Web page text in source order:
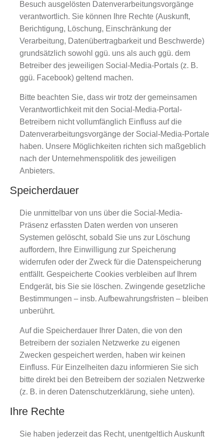
Besuch ausgelösten Datenverarbeitungsvorgänge
verantwortlich. Sie können Ihre Rechte (Auskunft,
Berichtigung, Löschung, Einschränkung der
Verarbeitung, Datenübertragbarkeit und Beschwerde)
grundsätzlich sowohl ggü. uns als auch ggü. dem
Betreiber des jeweiligen Social-Media-Portals (z. B.
ggü. Facebook) geltend machen.
Bitte beachten Sie, dass wir trotz der gemeinsamen
Verantwortlichkeit mit den Social-Media-Portal-
Betreibern nicht vollumfänglich Einfluss auf die
Datenverarbeitungsvorgänge der Social-Media-Portale
haben. Unsere Möglichkeiten richten sich maßgeblich
nach der Unternehmenspolitik des jeweiligen
Anbieters.
Speicherdauer
Die unmittelbar von uns über die Social-Media-
Präsenz erfassten Daten werden von unseren
Systemen gelöscht, sobald Sie uns zur Löschung
auffordern, Ihre Einwilligung zur Speicherung
widerrufen oder der Zweck für die Datenspeicherung
entfällt. Gespeicherte Cookies verbleiben auf Ihrem
Endgerät, bis Sie sie löschen. Zwingende gesetzliche
Bestimmungen – insb. Aufbewahrungsfristen – bleiben
unberührt.
Auf die Speicherdauer Ihrer Daten, die von den
Betreibern der sozialen Netzwerke zu eigenen
Zwecken gespeichert werden, haben wir keinen
Einfluss. Für Einzelheiten dazu informieren Sie sich
bitte direkt bei den Betreibern der sozialen Netzwerke
(z. B. in deren Datenschutzerklärung, siehe unten).
Ihre Rechte
Sie haben jederzeit das Recht, unentgeltlich Auskunft